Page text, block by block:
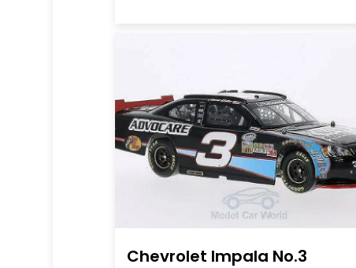
Chevrolet Impala No.3